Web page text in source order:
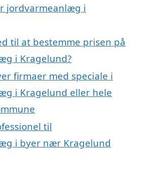
jordvarmeanlæg i
til at bestemme prisen på
i Kragelund?
firmaer med speciale i
i Kragelund eller hele
til
i byer nær Kragelund